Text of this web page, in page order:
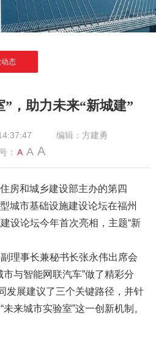
态
”，助力未来“新城建”
编辑：方建勇
： A A A
房和城乡建设部主办的第四
城市基础设施建设论坛在福州
设论坛今年首次亮相，主题“新
事长兼秘书长张永伟出席会
与智能网联汽车”做了精彩分
发展建议了三个关键路径，并针
来城市实验室”这一创新机制。